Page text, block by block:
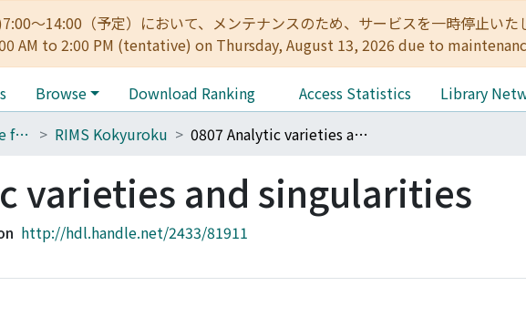
～14:00（予定）において、メンテナンスのため、サービスを一時停止
AM to 2:00 PM (tentative) on Thursday, August 13, 2026 due to
Browse Download Ranking Access Statistics
Library
400_Research Institute for Mathematical Sciences RIMS Kokyuroku 0807 Analytic varieties and singularities
varieties and singularities
http://hdl.handle.net/2433/81911